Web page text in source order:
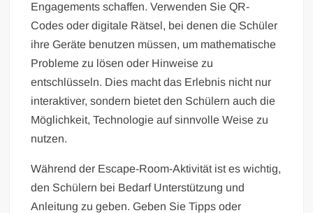
Engagements schaffen. Verwenden Sie QR-
Codes oder digitale Rätsel, bei denen die Schüler
ihre Geräte benutzen müssen, um mathematische
Probleme zu lösen oder Hinweise zu
entschlüsseln. Dies macht das Erlebnis nicht nur
interaktiver, sondern bietet den Schülern auch die
Möglichkeit, Technologie auf sinnvolle Weise zu
nutzen.
Während der Escape-Room-Aktivität ist es wichtig,
den Schülern bei Bedarf Unterstützung und
Anleitung zu geben. Geben Sie Tipps oder